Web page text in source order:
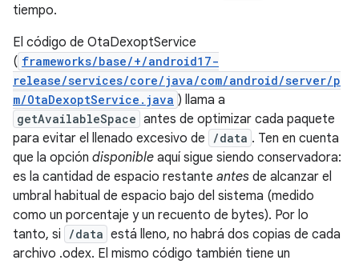
tiempo.
El código de OtaDexoptService
( frameworks/base/+/android17-
release/services/core/java/com/android/server/p
m/OtaDexoptService.java ) llama a
getAvailableSpace antes de optimizar cada paquete
para evitar el llenado excesivo de
/data . Ten en cuenta
que la opción disponible aquí sigue siendo conservadora:
es la cantidad de espacio restante antes de alcanzar el
umbral habitual de espacio bajo del sistema (medido
como un porcentaje y un recuento de bytes). Por lo
tanto, si
/data está lleno, no habrá dos copias de cada
archivo .odex. El mismo código también tiene un